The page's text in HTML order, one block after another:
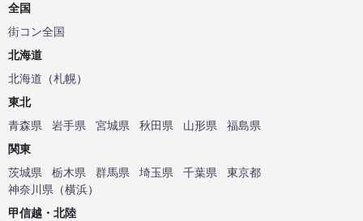
全国
街コン全国
北海道
北海道 （札幌）
東北
青森県
岩手県 宮城県 秋田県 山形県
福島県
関東
茨城県
栃木県 群馬県 埼玉県 千葉県
東京都
神奈川県 （横浜）
甲信越・北陸